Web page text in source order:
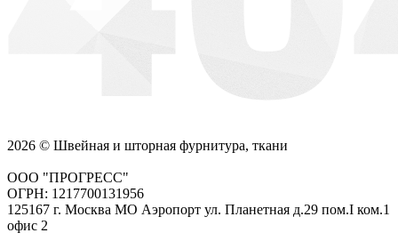
2026 © Швейная и шторная фурнитура, ткани
ООО "ПРОГРЕСС"
ОГРН: 1217700131956
125167 г. Москва МО Аэропорт ул. Планетная д.29 пом.I ком.1
офис 2